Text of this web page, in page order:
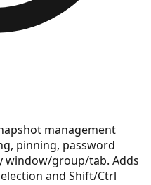
management
pinning, password
window/group/tab. Adds
and Shift/Ctrl